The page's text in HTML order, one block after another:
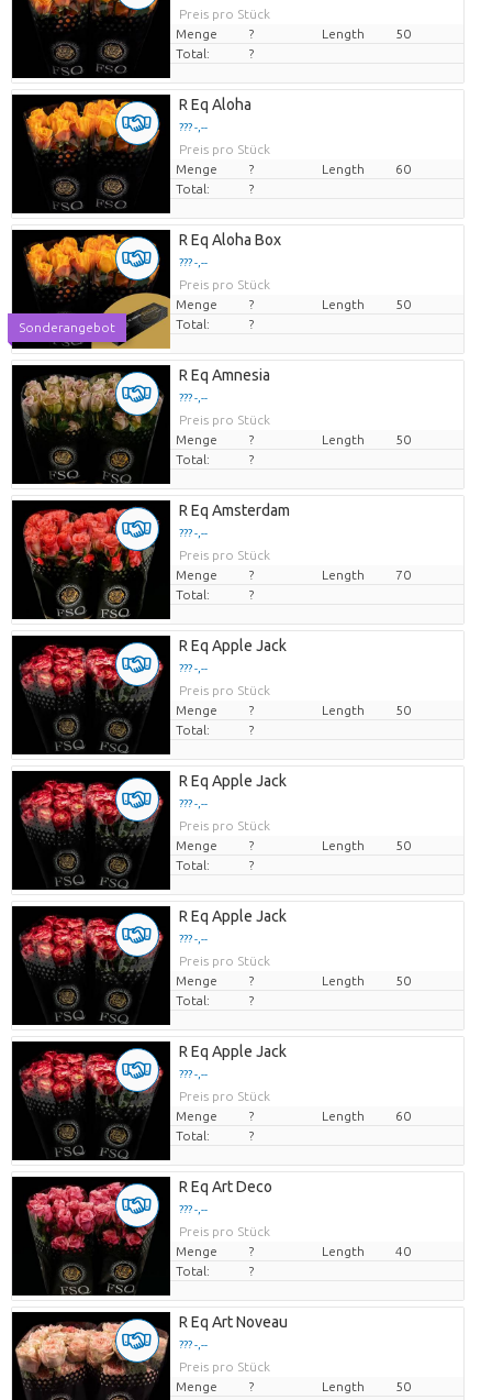
Preis pro Stück
Menge
? Length
50
Total:
?
R Eq Aloha
??? -,--
Preis pro Stück
Menge
? Length
60
Total:
?
Sonderangebot
R Eq Aloha Box
??? -,--
Preis pro Stück
Menge
? Length
50
Total:
?
R Eq Amnesia
??? -,--
Preis pro Stück
Menge
? Length
50
Total:
?
R Eq Amsterdam
??? -,--
Preis pro Stück
Menge
? Length
70
Total:
?
R Eq Apple Jack
??? -,--
Preis pro Stück
Menge
? Length
50
Total:
?
R Eq Apple Jack
??? -,--
Preis pro Stück
Menge
? Length
50
Total:
?
R Eq Apple Jack
??? -,--
Preis pro Stück
Menge
? Length
50
Total:
?
R Eq Apple Jack
??? -,--
Preis pro Stück
Menge
? Length
60
Total:
?
R Eq Art Deco
??? -,--
Preis pro Stück
Menge
? Length
40
Total:
?
R Eq Art Noveau
??? -,--
Preis pro Stück
Menge
? Length
50